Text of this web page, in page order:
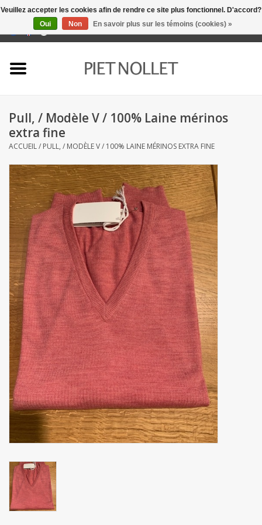
0 Articles - €0,00
serviettes
napery
linge de cuisine
chaussettes
mouchoirs
pull-over
Maison et vêtements de
nuit (MEN)
Sac - Sac
Tissus au mètre
ARTICLES CADEAUX
Pull, / Modèle V / 100% Laine mérinos
extra fine
ACCUEIL/ PULL, / MODÈLE V / 100% LAINE MÉRINOS EXTRA FINE
Veuillez accepter les cookies afin de rendre ce site plus fonctionnel. D'accord?
Oui
Non En savoir plus sur les témoins (cookies) »